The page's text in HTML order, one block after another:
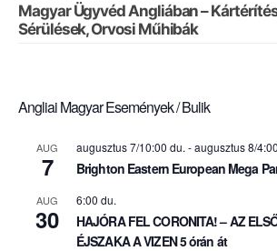
Magyar Ügyvéd Angliában –
Sérülések, Orvosi Műhibák
Angliai Magyar Események / Bulik
AUG
7
augusztus 7/10:00 du. -augusztus 8/
Brighton Eastern European Mega
AUG
30
6:00 du.
HAJÓRA FEL CORONITA! – AZ
ÉJSZAKA A VIZEN 5 órán át